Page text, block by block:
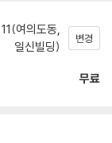
여의도동,
일신빌딩)
변경
무료